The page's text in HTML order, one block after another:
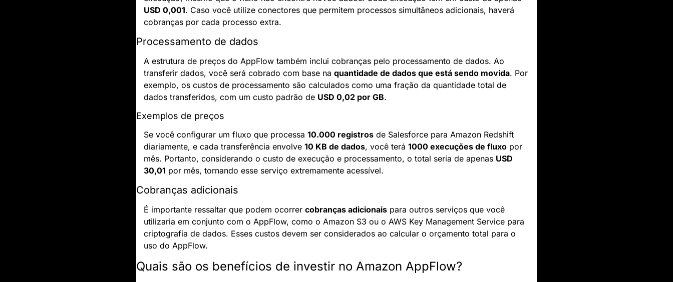
USD 0,001. Caso você utilize conectores que permitem processos simultâneos adicionais, haverá
cobranças por cada processo extra.
Processamento de dados
A estrutura de preços do AppFlow também inclui cobranças pelo processamento de dados. Ao
transferir dados, você será cobrado com base na quantidade de dados que está sendo movida. Por
exemplo, os custos de processamento são calculados como uma fração da quantidade total de
dados transferidos, com um custo padrão de USD 0,02 por GB.
Exemplos de preços
Se você configurar um fluxo que processa 10.000 registros de Salesforce para Amazon Redshift
diariamente, e cada transferência envolve 10 KB de dados, você terá 1000 execuções de fluxo por
mês. Portanto, considerando o custo de execução e processamento, o total seria de apenas USD
30,01 por mês, tornando esse serviço extremamente acessível.
Cobranças adicionais
É importante ressaltar que podem ocorrer cobranças adicionais para outros serviços que você
utilizaria em conjunto com o AppFlow, como o Amazon S3 ou o AWS Key Management Service para
criptografia de dados. Esses custos devem ser considerados ao calcular o orçamento total para o
uso do AppFlow.
Quais são os benefícios de investir no Amazon AppFlow?